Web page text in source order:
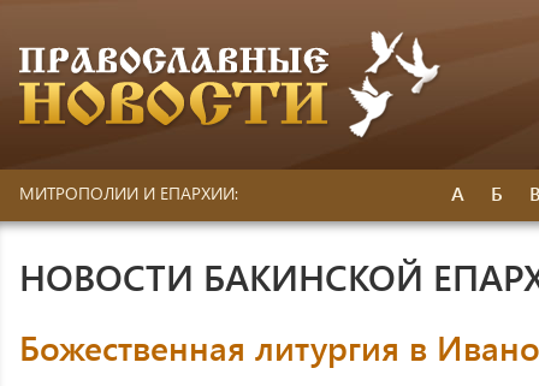
МИТРОПОЛИИ И ЕПАРХИИ: А Б
НОВОСТИ БАКИНСКОЙ
Божественная литургия в